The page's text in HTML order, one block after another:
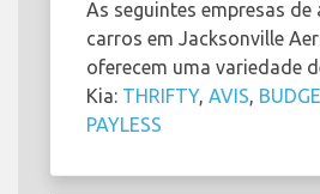
As seguintes empresas de
carros em Jacksonville
oferecem uma variedade
Kia: THRIFTY, AVIS
PAYLESS